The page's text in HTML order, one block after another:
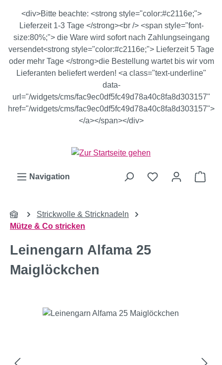
Zum Hauptinhalt springen
<div>Bitte beachte: <strong style="color:#c2116e;">
Lieferzeit 1-3 Tage </strong><br /> <span style="font-
size:80%;"> die Ware wird sofort nach Zahlungseingang
versendet<strong style="color:#c2116e;"> Lieferzeit 5 Tage
oder mehr Tage </strong>die Bestellung wartet bis wir vom
Lieferanten beliefert werden! <a class="text-underline"
data-
url="/widgets/cms/fac9ec0df5fc49d78a40c8fa8d303157"
href="/widgets/cms/fac9ec0df5fc49d78a40c8fa8d303157">
</a></span></div>
Navigation
Strickwolle & Stricknadeln
Mütze & Co stricken
Leinengarn Alfama 25
Maiglöckchen
Bildergalerie überspringen